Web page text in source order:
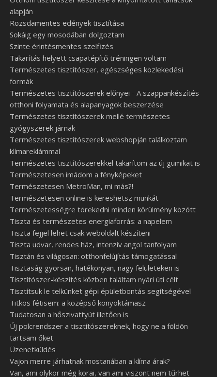
alapján
Rozsdamentes edények tisztítása
Sokáig egy mosodában dolgoztam
Szinte érintésmentes szelfizés
Takarítás helyett csapatépítő tréningen voltam
Természetes tisztítószer, egészséges közlekedési
formák
Természetes tisztítószerek előnyei - A szappankészítés
otthoni folyamata és alapanyagok beszerzése
Természetes tisztítószerek mellé természetes
gyógyszerek járnak
Természetes tisztítószerek webshopján találkoztam
klímareklámmal
Természetes tisztítószerekkel takarítom az új gumikat is
Természetesen imádom a fényképeket
Természetesen MetroMan, mi más?!
Természetesen online is kereshetsz munkát
Természetességre törekedni minden körülmény között
Tiszta és természetes energiaforrás: a napelem
Tiszta fejjel lehet csak weboldalt készíteni
Tiszta udvar, rendes ház, intenzív angol tanfolyam
Tisztán és világosan: otthonfelújítás támogatással
Tisztaság gyorsan, hatékonyan, nagy felületeken is
Tisztítószer-készítés közben találtam nyári úti célt
Tisztítsuk le telkünket gépi épületbontás segítségével
Titkos fétisem: a középső könyöktámasz
Tudatosan a hőszivattyút illetően is
Új polcrendszer a tisztítószereknek, hogy ne a földön
tartsam őket
Üzenetküldés
Vajon merre járhatnak mostanában a klíma árak?
Van, ami olykor még korai, van ami viszont nem tűrhet